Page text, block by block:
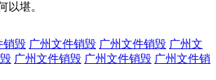
以堪。
销毁 广州文件销毁 广州文件销毁 广州文
广州文件销毁 广州文件销毁 广州文件销